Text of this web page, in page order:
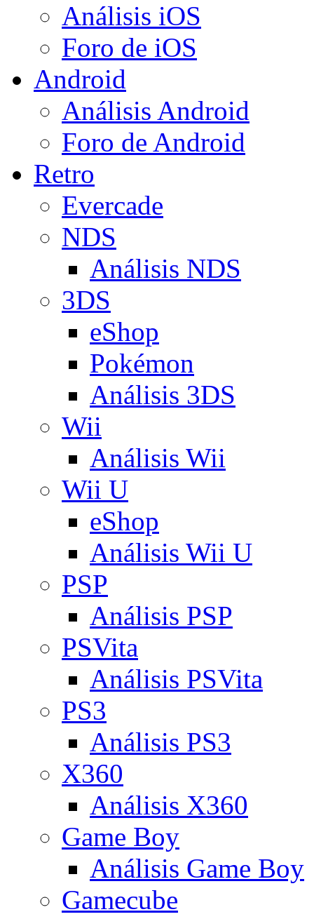
Análisis iOS
Foro de iOS
Android
Análisis Android
Foro de Android
Retro
Evercade
NDS
Análisis NDS
3DS
eShop
Pokémon
Análisis 3DS
Wii
Análisis Wii
Wii U
eShop
Análisis Wii U
PSP
Análisis PSP
PSVita
Análisis PSVita
PS3
Análisis PS3
X360
Análisis X360
Game Boy
Análisis Game Boy
Gamecube